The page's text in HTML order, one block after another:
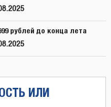
рублей до конца лета
ИЛИ